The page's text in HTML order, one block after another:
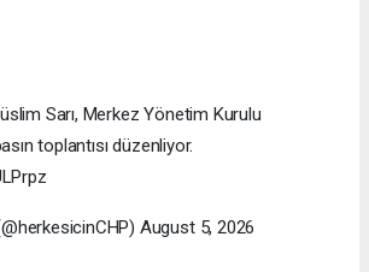
Sarı, Merkez Yönetim Kurulu
toplantısı düzenliyor.
August 5, 2026